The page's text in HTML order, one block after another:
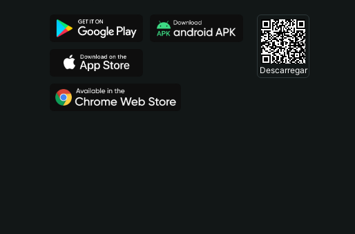
Español (Argentina)
Descarregar